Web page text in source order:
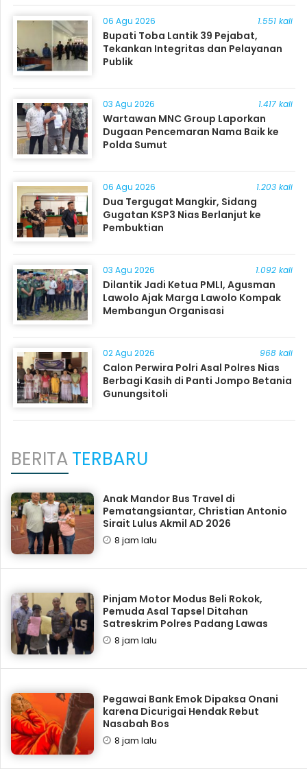
06 Agu 2026 1.551 kali
Bupati Toba Lantik 39 Pejabat,
Tekankan Integritas dan Pelayanan
Publik
03 Agu 2026 1.417 kali
Wartawan MNC Group Laporkan
Dugaan Pencemaran Nama Baik ke
Polda Sumut
06 Agu 2026 1.203 kali
Dua Tergugat Mangkir, Sidang
Gugatan KSP3 Nias Berlanjut ke
Pembuktian
03 Agu 2026 1.092 kali
Dilantik Jadi Ketua PMLI, Agusman
Lawolo Ajak Marga Lawolo Kompak
Membangun Organisasi
02 Agu 2026 968 kali
Calon Perwira Polri Asal Polres Nias
Berbagi Kasih di Panti Jompo Betania
Gunungsitoli
BERITATERBARU
Anak Mandor Bus Travel di
Pematangsiantar, Christian Antonio
Sirait Lulus Akmil AD 2026
8 jam lalu
Pinjam Motor Modus Beli Rokok,
Pemuda Asal Tapsel Ditahan
Satreskrim Polres Padang Lawas
8 jam lalu
Pegawai Bank Emok Dipaksa Onani
karena Dicurigai Hendak Rebut
Nasabah Bos
8 jam lalu